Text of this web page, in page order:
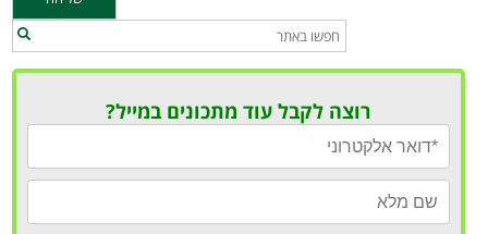
רוצה לקבל עוד מתכונים במייל?